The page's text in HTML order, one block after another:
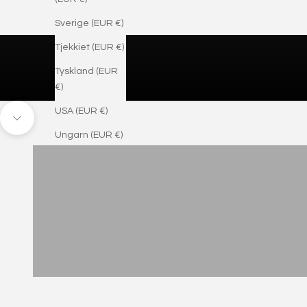
Sverige (EUR €)
Tjekkiet (EUR €)
Tyskland (EUR
€)
USA (EUR €)
Ungarn (EUR €)
Gå til næste område